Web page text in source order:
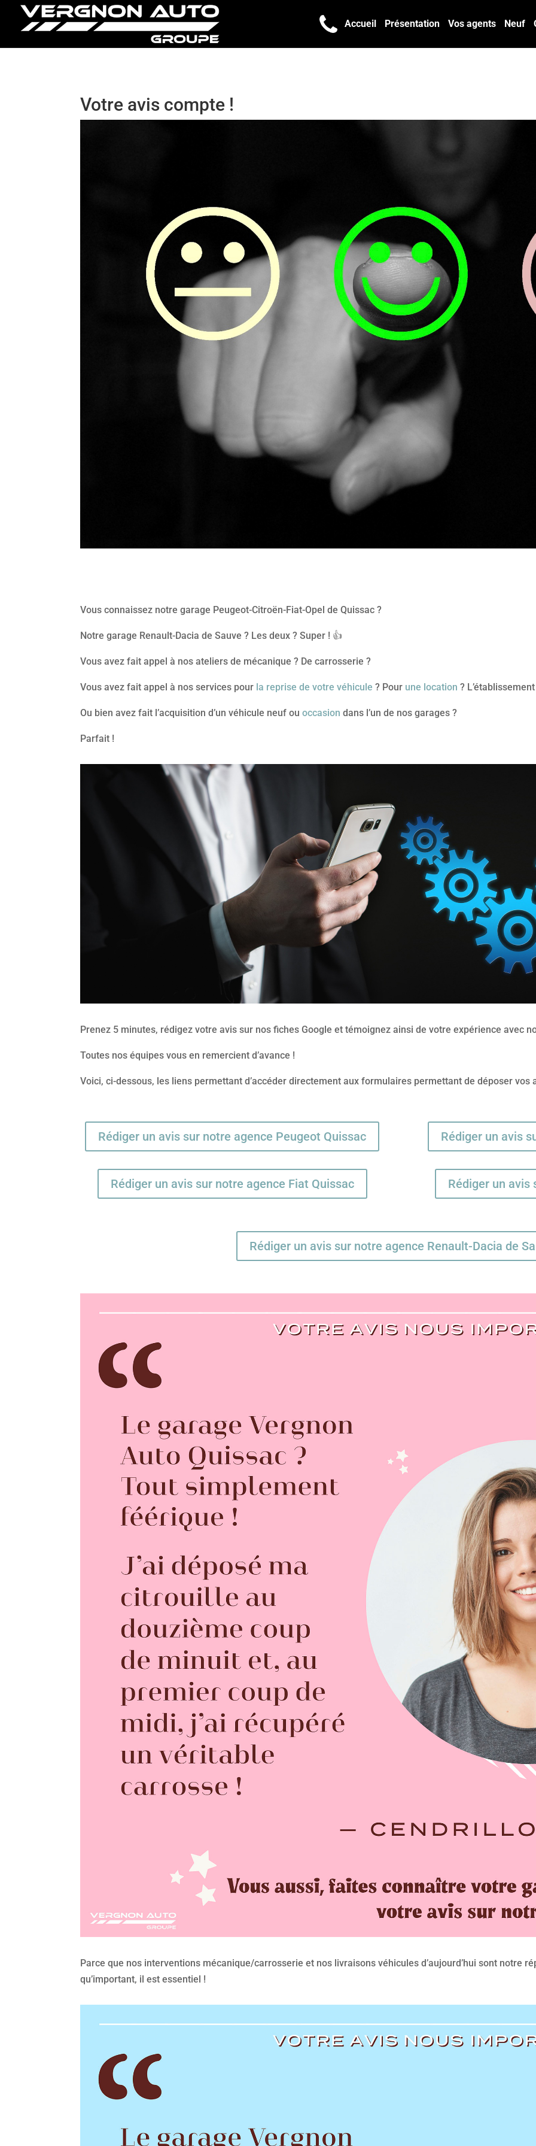
Accueil Présentation Vos agents Neuf
Votre avis compte !
Vous connaissez notre garage Peugeot-Citroën-Fiat-Opel de Quissac ?
Notre garage Renault-Dacia de Sauve ? Les deux ? Super ! 👍
Vous avez fait appel à nos ateliers de mécanique ? De carrosserie ?
Vous avez fait appel à nos services pour la reprise de votre véhicule ? Pour une location ? L’établissement
Ou bien avez fait l’acquisition d’un véhicule neuf ouoccasion dans l’un de nos garages ?
Parfait !
Prenez 5 minutes, rédigez votre avis sur nos fiches Google et témoignez ainsi de votre expérience avec
Toutes nos équipes vous en remercient d’avance !
Voici, ci-dessous, les liens permettant d’accéder directement aux formulaires permettant de déposer vos
Rédiger un avis sur notre agence Peugeot Quissac
Rédiger un avis sur notre agence Fiat Quissac
Rédiger un avis
Rédiger un avis
Rédiger un avis sur notre agence Renault-Dacia de
Parce que nos interventions mécanique/carrosserie et nos livraisons véhicules d’aujourd’hui sont notre
qu’important, il est essentiel !